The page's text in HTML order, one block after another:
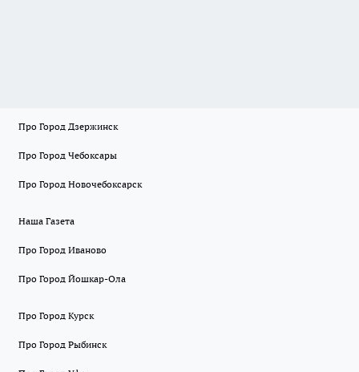
Про Город Дзержинск
Про Город Чебоксары
Про Город Новочебоксарск
Наша Газета
Про Город Иваново
Про Город Йошкар-Ола
Про Город Курск
Про Город Рыбинск